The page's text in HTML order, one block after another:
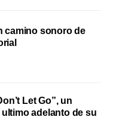
camino sonoro de
Let Go”, un
adelanto de su